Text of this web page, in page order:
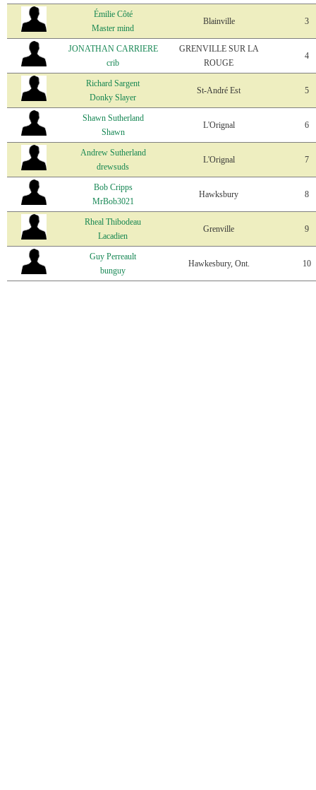
Émilie Côté
Master mind
Blainville 3
JONATHAN CARRIERE
crib
GRENVILLE SUR LA
ROUGE
4
Richard Sargent
Donky Slayer
St-André Est 5
Shawn Sutherland
Shawn
L'Orignal 6
Andrew Sutherland
drewsuds
L'Orignal 7
Bob Cripps
MrBob3021
Hawksbury 8
Rheal Thibodeau
Lacadien
Grenville 9
Guy Perreault
bunguy
Hawkesbury, Ont. 10